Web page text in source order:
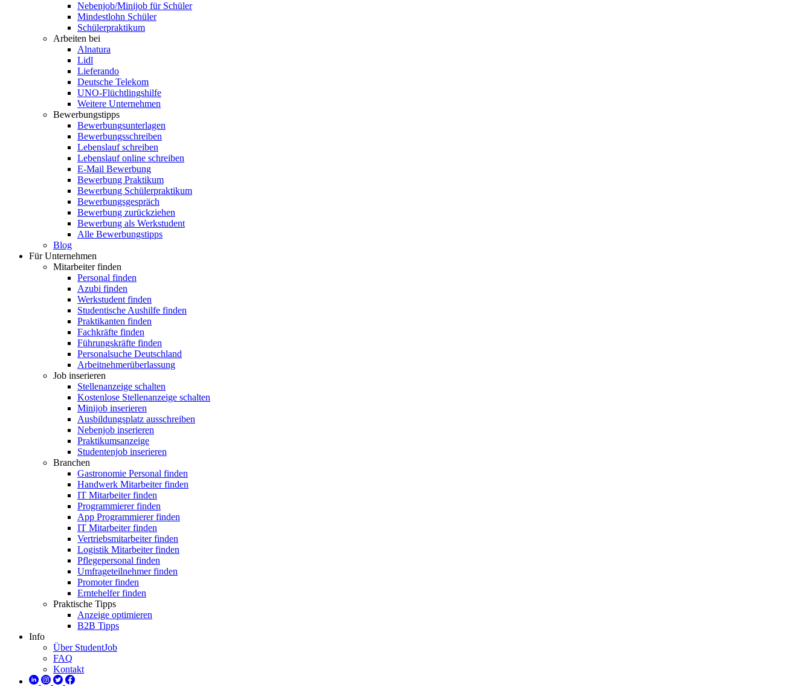
Nebenjob/Minijob für Schüler
Mindestlohn Schüler
Schülerpraktikum
Arbeiten bei
Alnatura
Lidl
Lieferando
Deutsche Telekom
UNO-Flüchtlingshilfe
Weitere Unternehmen
Bewerbungstipps
Bewerbungsunterlagen
Bewerbungsschreiben
Lebenslauf schreiben
Lebenslauf online schreiben
E-Mail Bewerbung
Bewerbung Praktikum
Bewerbung Schülerpraktikum
Bewerbungsgespräch
Bewerbung zurückziehen
Bewerbung als Werkstudent
Alle Bewerbungstipps
Blog
Für Unternehmen
Mitarbeiter finden
Personal finden
Azubi finden
Werkstudent finden
Studentische Aushilfe finden
Praktikanten finden
Fachkräfte finden
Führungskräfte finden
Personalsuche Deutschland
Arbeitnehmerüberlassung
Job inserieren
Stellenanzeige schalten
Kostenlose Stellenanzeige schalten
Minijob inserieren
Ausbildungsplatz ausschreiben
Nebenjob inserieren
Praktikumsanzeige
Studentenjob inserieren
Branchen
Gastronomie Personal finden
Handwerk Mitarbeiter finden
IT Mitarbeiter finden
Programmierer finden
App Programmierer finden
IT Mitarbeiter finden
Vertriebsmitarbeiter finden
Logistik Mitarbeiter finden
Pflegepersonal finden
Umfrageteilnehmer finden
Promoter finden
Erntehelfer finden
Praktische Tipps
Anzeige optimieren
B2B Tipps
Info
Über StudentJob
FAQ
Kontakt